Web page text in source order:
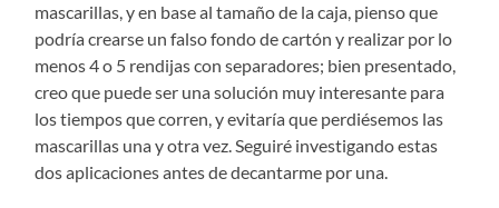
mascarillas, y en base al tamaño de la caja, pienso que
podría crearse un falso fondo de cartón y realizar por lo
menos 4 o 5 rendijas con separadores; bien presentado,
creo que puede ser una solución muy interesante para
los tiempos que corren, y evitaría que perdiésemos las
mascarillas una y otra vez. Seguiré investigando estas
dos aplicaciones antes de decantarme por una.